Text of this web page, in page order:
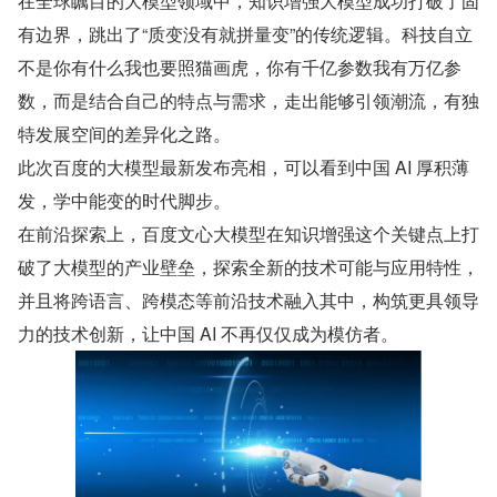
有边界，跳出了“质变没有就拼量变”的传统逻辑。科技自立
不是你有什么我也要照猫画虎，你有千亿参数我有万亿参
数，而是结合自己的特点与需求，走出能够引领潮流，有独
特发展空间的差异化之路。
此次百度的大模型最新发布亮相，可以看到中国 AI 厚积薄
发，学中能变的时代脚步。
在前沿探索上，百度文心大模型在知识增强这个关键点上打
破了大模型的产业壁垒，探索全新的技术可能与应用特性，
并且将跨语言、跨模态等前沿技术融入其中，构筑更具领导
力的技术创新，让中国 AI 不再仅仅成为模仿者。